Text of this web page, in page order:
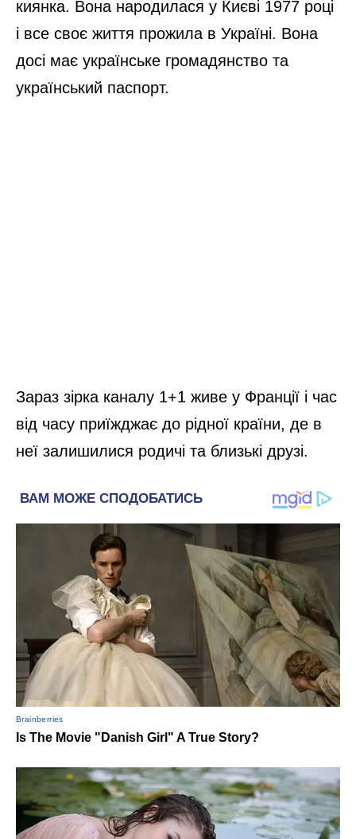
киянка. Вона народилася у Києві 1977 році
і все своє життя прожила в Україні. Вона
досі має українське громадянство та
український паспорт.
Зараз зірка каналу 1+1 живе у Франції і час
від часу приїжджає до рідної країни, де в
неї залишилися родичі та близькі друзі.